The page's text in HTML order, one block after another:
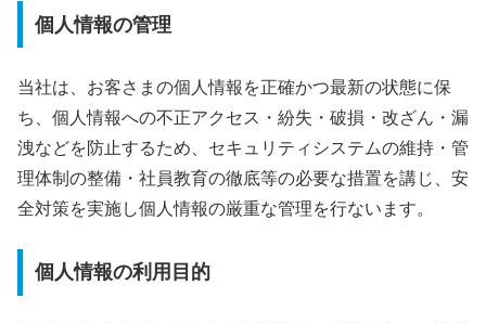
個人情報の管理
当社は、お客さまの個人情報を正確かつ最新の状態に保
ち、個人情報への不正アクセス・紛失・破損・改ざん・漏
洩などを防止するため、セキュリティシステムの維持・管
理体制の整備・社員教育の徹底等の必要な措置を講じ、安
全対策を実施し個人情報の厳重な管理を行ないます。
個人情報の利用目的